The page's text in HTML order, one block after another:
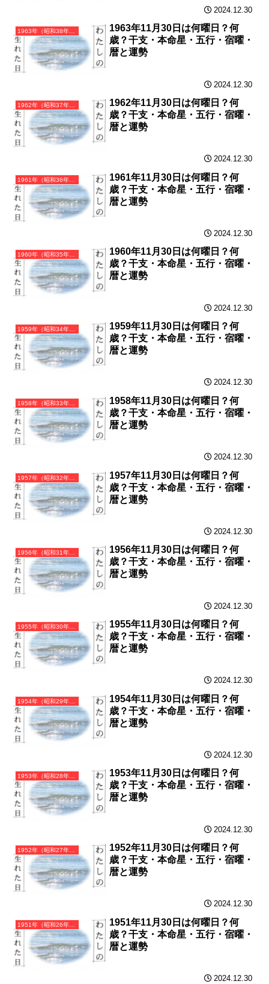
2024.12.30
1963年（昭和38年）癸卯（みずのとう）・卯年（うさぎ年）カレンダー（月曜はじまり）
1963年11月30日は何曜日？何
歳？干支・本命星・五行・宿曜・
暦と運勢
2024.12.30
1962年（昭和37年）壬寅（みずのえとら）・寅年（とら年）カレンダー（月曜はじまり）
1962年11月30日は何曜日？何
歳？干支・本命星・五行・宿曜・
暦と運勢
2024.12.30
1961年（昭和36年）辛丑（かのとうし）・丑年（うし年）カレンダー（月曜はじまり）
1961年11月30日は何曜日？何
歳？干支・本命星・五行・宿曜・
暦と運勢
2024.12.30
1960年（昭和35年）庚子（かのえね）・子年（ねずみ年）カレンダー（月曜はじまり）
1960年11月30日は何曜日？何
歳？干支・本命星・五行・宿曜・
暦と運勢
2024.12.30
1959年（昭和34年）己亥（つちのとい）・亥年（いのしし年）カレンダー（月曜はじまり）
1959年11月30日は何曜日？何
歳？干支・本命星・五行・宿曜・
暦と運勢
2024.12.30
1958年（昭和33年）戊戌（つちのえいぬ）・戌年（いぬ年）カレンダー（月曜はじまり）
1958年11月30日は何曜日？何
歳？干支・本命星・五行・宿曜・
暦と運勢
2024.12.30
1957年（昭和32年）丁酉（ひのととり）・酉年（とり年）カレンダー（月曜はじまり）
1957年11月30日は何曜日？何
歳？干支・本命星・五行・宿曜・
暦と運勢
2024.12.30
1956年（昭和31年）丙申（ひのえさる）・申年（さる年）カレンダー（月曜はじまり）
1956年11月30日は何曜日？何
歳？干支・本命星・五行・宿曜・
暦と運勢
2024.12.30
1955年（昭和30年）乙未（きのとひつじ）・未年（ひつじ年）カレンダー（月曜はじまり）
1955年11月30日は何曜日？何
歳？干支・本命星・五行・宿曜・
暦と運勢
2024.12.30
1954年（昭和29年）甲午（きのえうま）・午年（うま年）カレンダー（月曜はじまり）
1954年11月30日は何曜日？何
歳？干支・本命星・五行・宿曜・
暦と運勢
2024.12.30
1953年（昭和28年）癸巳（みずのとみ）・巳年（へび年）カレンダー（月曜はじまり）
1953年11月30日は何曜日？何
歳？干支・本命星・五行・宿曜・
暦と運勢
2024.12.30
1952年（昭和27年）壬辰（みずのえたつ）・辰年（たつ年）カレンダー（月曜はじまり）
1952年11月30日は何曜日？何
歳？干支・本命星・五行・宿曜・
暦と運勢
2024.12.30
1951年（昭和26年）辛卯（かのとう）・卯年（うさぎ年）カレンダー（月曜はじまり）
1951年11月30日は何曜日？何
歳？干支・本命星・五行・宿曜・
暦と運勢
2024.12.30